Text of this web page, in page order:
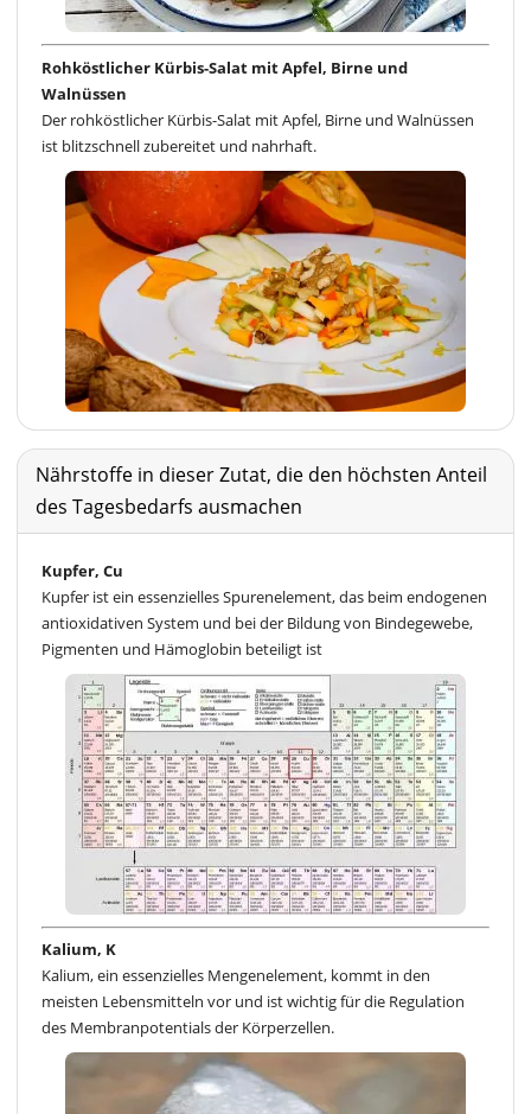
Rohköstlicher Kürbis-Salat mit Apfel, Birne und
Walnüssen
Der rohköstlicher Kürbis-Salat mit Apfel, Birne und Walnüssen
ist blitzschnell zubereitet und nahrhaft.
Nährstoffe in dieser Zutat, die den höchsten Anteil
des Tagesbedarfs ausmachen
Kupfer, Cu
Kupfer ist ein essenzielles Spurenelement, das beim endogenen
antioxidativen System und bei der Bildung von Bindegewebe,
Pigmenten und Hämoglobin beteiligt ist
Kalium, K
Kalium, ein essenzielles Mengenelement, kommt in den
meisten Lebensmitteln vor und ist wichtig für die Regulation
des Membranpotentials der Körperzellen.